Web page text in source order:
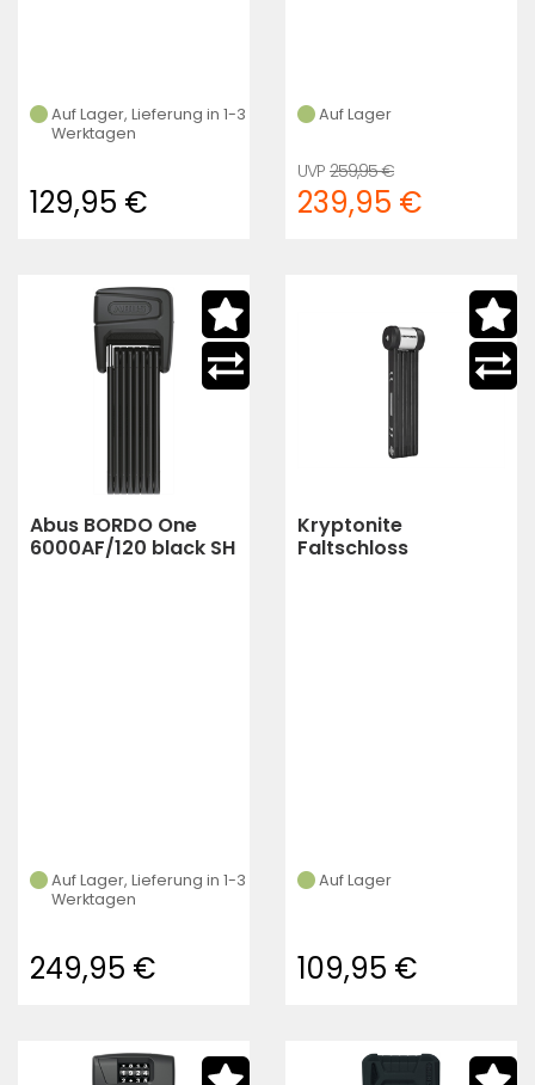
Auf Lager, Lieferung in 1-3
Werktagen
129,95 €
Auf Lager
259,95 €
239,95 €
Abus BORDO One
6000AF/120 black SH
Auf Lager, Lieferung in 1-3
Werktagen
249,95 €
Kryptonite
Faltschloss
Auf Lager
109,95 €